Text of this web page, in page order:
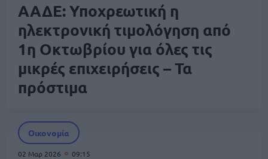
ΑΑΔΕ: Υποχρεωτική η
ηλεκτρονική τιμολόγηση από
1η Οκτωβρίου για όλες τις
μικρές επιχειρήσεις – Τα
πρόστιμα
Οικονομία
02 Μαρ 2026 09:15